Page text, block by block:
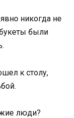
никогда не
были
к столу,
люди?